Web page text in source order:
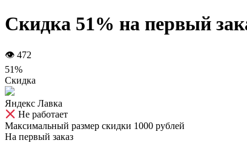
Скидка 51% на первый
👁 472
51%
Скидка
Яндекс Лавка
Не работает
Максимальный размер скидки 1000 рублей
На первый заказ